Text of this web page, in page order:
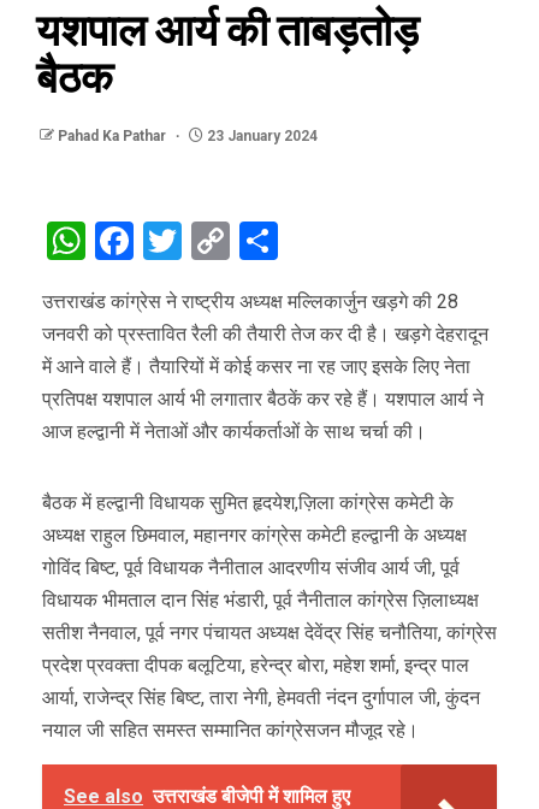
यशपाल आर्य की ताबड़तोड़
बैठक
Pahad Ka Pathar 23 January 2024
WhatsApp
Facebook
Twitter
Copy
उत्तराखंड कांग्रेस ने राष्ट्रीय अध्यक्ष मल्लिकार्जुन खड़गे की 28
जनवरी को प्रस्तावित रैली की तैयारी तेज कर दी है। खड़गे देहरादून
में आने वाले हैं। तैयारियों में कोई कसर ना रह जाए इसके लिए नेता
प्रतिपक्ष यशपाल आर्य भी लगातार बैठकें कर रहे हैं। यशपाल आर्य ने
आज हल्द्वानी में नेताओं और कार्यकर्ताओं के साथ चर्चा की।
बैठक में हल्द्वानी विधायक सुमित हृदयेश,ज़िला कांग्रेस कमेटी के
अध्यक्ष राहुल छिमवाल, महानगर कांग्रेस कमेटी हल्द्वानी के अध्यक्ष
गोविंद बिष्ट, पूर्व विधायक नैनीताल आदरणीय संजीव आर्य जी, पूर्व
विधायक भीमताल दान सिंह भंडारी, पूर्व नैनीताल कांग्रेस ज़िलाध्यक्ष
सतीश नैनवाल, पूर्व नगर पंचायत अध्यक्ष देवेंद्र सिंह चनौतिया, कांग्रेस
प्रदेश प्रवक्ता दीपक बलूटिया, हरेन्द्र बोरा, महेश शर्मा, इन्द्र पाल
आर्या, राजेन्द्र सिंह बिष्ट, तारा नेगी, हेमवती नंदन दुर्गापाल जी, कुंदन
नयाल जी सहित समस्त सम्मानित कांग्रेसजन मौजूद रहे।
See also उत्तराखंड बीजेपी में शामिल हुए